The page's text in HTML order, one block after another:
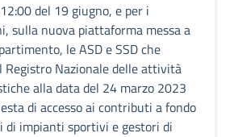
del 19 giugno, e per i
sulla nuova piattaforma messa a
le ASD e SSD che
Nazionale delle attività
alla data del 24 marzo 2023
di accesso ai contributi a fondo
di impianti sportivi e gestori di